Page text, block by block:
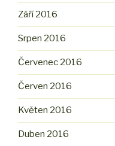
Září 2016
Srpen 2016
Červenec 2016
Červen 2016
Květen 2016
Duben 2016